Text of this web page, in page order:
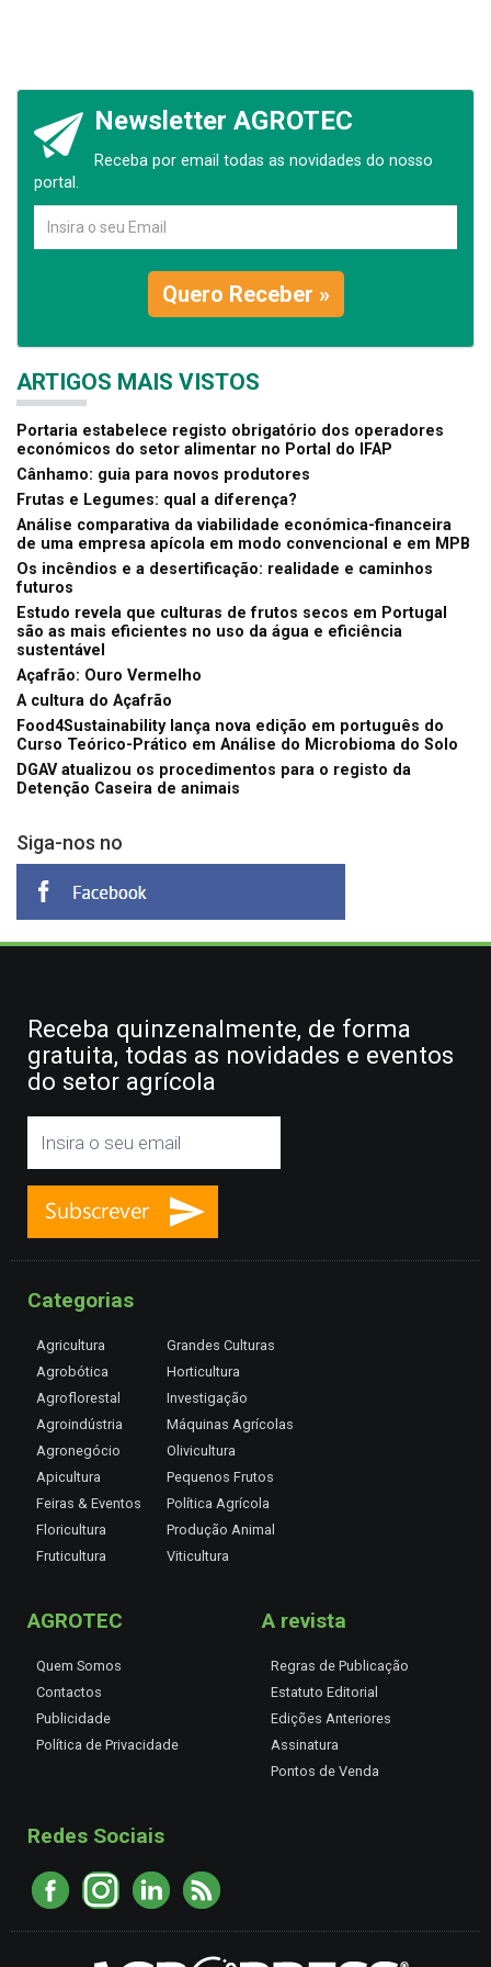
Newsletter AGROTEC
Receba por email todas as novidades do nosso
portal.
Quero Receber »
ARTIGOS MAIS VISTOS
Portaria estabelece registo obrigatório dos operadores
económicos do setor alimentar no Portal do IFAP
Cânhamo: guia para novos produtores
Frutas e Legumes: qual a diferença?
Análise comparativa da viabilidade económica-financeira
de uma empresa apícola em modo convencional e em MPB
Os incêndios e a desertificação: realidade e caminhos
futuros
Estudo revela que culturas de frutos secos em Portugal
são as mais eficientes no uso da água e eficiência
sustentável
Açafrão: Ouro Vermelho
A cultura do Açafrão
Food4Sustainability lança nova edição em português do
Curso Teórico-Prático em Análise do Microbioma do Solo
DGAV atualizou os procedimentos para o registo da
Detenção Caseira de animais
Siga-nos no
Receba quinzenalmente, de forma
gratuita, todas as novidades e eventos
do setor agrícola
Categorias
Agricultura
Agrobótica
Agroflorestal
Agroindústria
Agronegócio
Apicultura
Feiras & Eventos
Floricultura
Fruticultura
Grandes Culturas
Horticultura
Investigação
Máquinas Agrícolas
Olivicultura
Pequenos Frutos
Política Agrícola
Produção Animal
Viticultura
AGROTEC
Quem Somos
Contactos
Publicidade
Política de Privacidade
A revista
Regras de Publicação
Estatuto Editorial
Edições Anteriores
Assinatura
Pontos de Venda
Redes Sociais